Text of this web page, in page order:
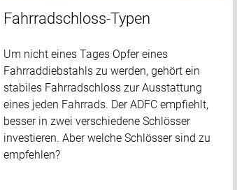
Fahrradschloss-Typen
Um nicht eines Tages Opfer eines
Fahrraddiebstahls zu werden, gehört ein
stabiles Fahrradschloss zur Ausstattung
eines jeden Fahrrads. Der ADFC empfiehlt,
besser in zwei verschiedene Schlösser
investieren. Aber welche Schlösser sind zu
empfehlen?